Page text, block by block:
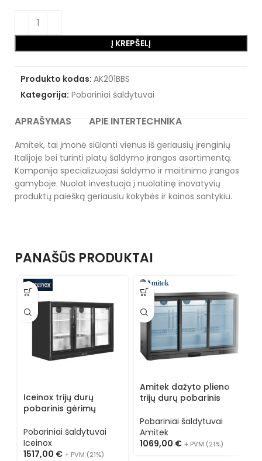
Į KREPŠELĮ
Produkto kodas: AK201BBS
Kategorija: Pobariniai šaldytuvai
APRAŠYMAS APIE INTERTECHNIKA
Amitek, tai įmonė siūlanti vienus iš geriausių įrenginių
Italijoje bei turinti platų šaldymo įrangos asortimentą.
Kompanija specializuojasi šaldymo ir maitinimo įrangos
gamyboje. Nuolat investuoja į nuolatinę inovatyvių
produktų paiešką geriausiu kokybės ir kainos santykiu.
PANAŠŪS PRODUKTAI
Iceinox trijų durų
pobarinis gėrimų
Pobariniai šaldytuvai
Iceinox
1517,00 € + PVM (21%)
Amitek dažyto plieno
trijų durų pobarinis
AK291BBS
Pobariniai šaldytuvai
Amitek
1069,00 € + PVM (21%)